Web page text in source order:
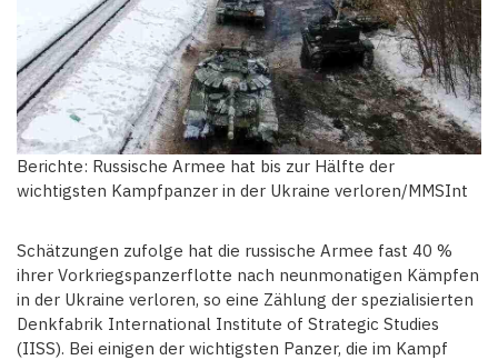
Berichte: Russische Armee hat bis zur Hälfte der
wichtigsten Kampfpanzer in der Ukraine verloren/MMSInt
Schätzungen zufolge hat die russische Armee fast 40 %
ihrer Vorkriegspanzerflotte nach neunmonatigen Kämpfen
in der Ukraine verloren, so eine Zählung der spezialisierten
Denkfabrik International Institute of Strategic Studies
(IISS). Bei einigen der wichtigsten Panzer, die im Kampf